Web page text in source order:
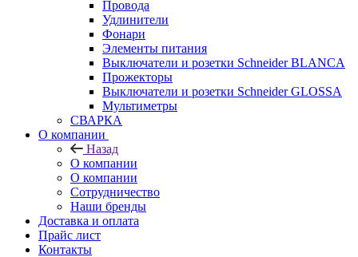
Провода
Удлинители
Фонари
Элементы питания
Выключатели и розетки Schneider BLANCA
Прожекторы
Выключатели и розетки Schneider GLOSSA
Мультиметры
СВАРКА
О компании
Назад
О компании
О компании
Сотрудничество
Наши бренды
Доставка и оплата
Прайс лист
Контакты